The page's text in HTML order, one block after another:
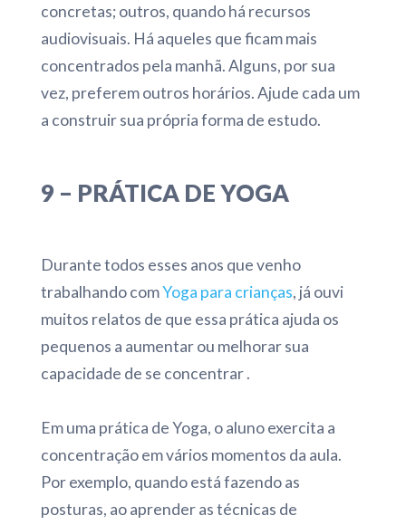
concretas; outros, quando há recursos
audiovisuais. Há aqueles que ficam mais
concentrados pela manhã. Alguns, por sua
vez, preferem outros horários. Ajude cada um
a construir sua própria forma de estudo.
9 – PRÁTICA DE YOGA
Durante todos esses anos que venho
trabalhando comYoga para crianças, já ouvi
muitos relatos de que essa prática ajuda os
pequenos a aumentar ou melhorar sua
capacidade de se concentrar .
Em uma prática de Yoga, o aluno exercita a
concentração em vários momentos da aula.
Por exemplo, quando está fazendo as
posturas, ao aprender as técnicas de